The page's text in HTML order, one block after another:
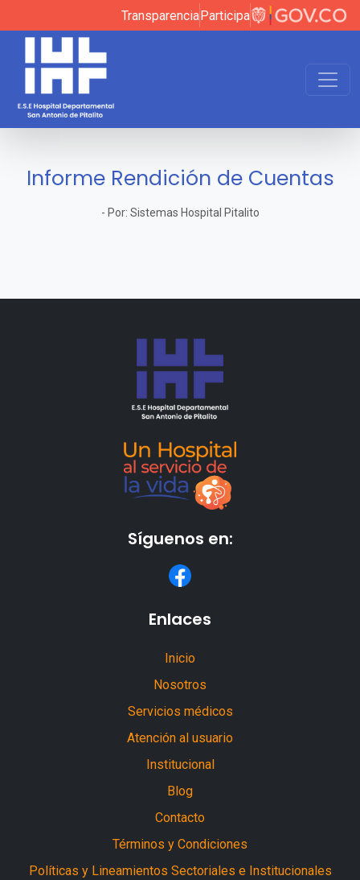
TransparenciaParticipa
Informe Rendición de Cuentas
- Por: Sistemas Hospital Pitalito
Síguenos en:
Enlaces
Inicio
Nosotros
Servicios médicos
Atención al usuario
Institucional
Blog
Contacto
Términos y Condiciones
Políticas y Lineamientos Sectoriales e Institucionales